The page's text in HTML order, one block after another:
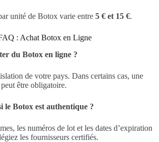
unité de Botox varie entre 5 € et 15 €.
: Achat Botox en Ligne
du Botox en ligne ?
de votre pays. Dans certains cas, une
être obligatoire.
le Botox est authentique ?
les numéros de lot et les dates d’expiration
les fournisseurs certifiés.